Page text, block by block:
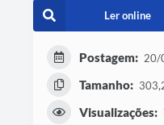
Ler online
Postagem: 20/
Tamanho:
Visualizações: